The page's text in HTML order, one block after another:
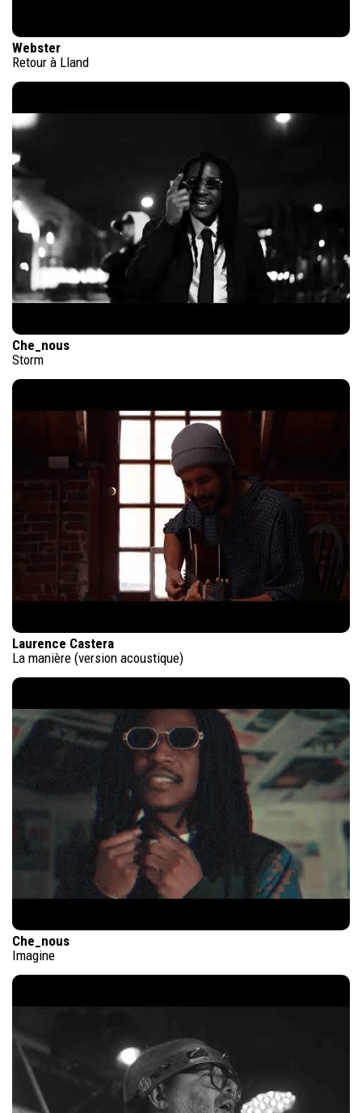
Webster
Retour à Lland
Che_nous
Storm
Laurence Castera
La manière (version acoustique)
Che_nous
Imagine